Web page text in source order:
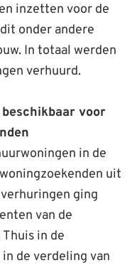
inzetten voor de
onder andere
In totaal werden
verhuurd.
voor
in de
uit
ging
van de
in de
de verdeling van